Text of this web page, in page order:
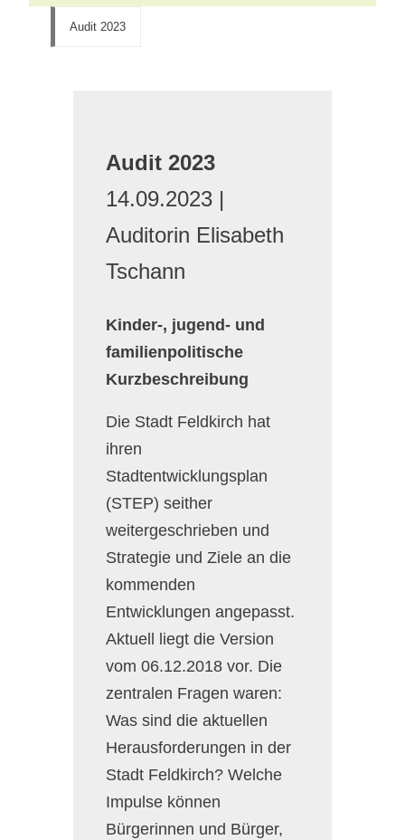
Audit 2023
Audit 2023
14.09.2023 |
Auditorin Elisabeth
Tschann
Kinder-, jugend- und
familienpolitische
Kurzbeschreibung
Die Stadt Feldkirch hat
ihren
Stadtentwicklungsplan
(STEP) seither
weitergeschrieben und
Strategie und Ziele an die
kommenden
Entwicklungen angepasst.
Aktuell liegt die Version
vom 06.12.2018 vor. Die
zentralen Fragen waren:
Was sind die aktuellen
Herausforderungen in der
Stadt Feldkirch? Welche
Impulse können
Bürgerinnen und Bürger,